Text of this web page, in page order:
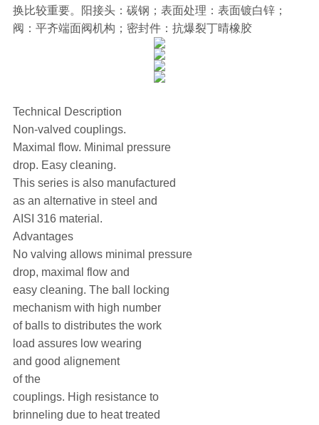
换比较重要。阳接头：碳钢；表面处理：表面镀白锌；
阀：平齐端面阀机构；密封件：抗爆裂丁晴橡胶
Technical Description
Non-valved couplings.
Maximal flow. Minimal pressure
drop. Easy cleaning.
This series is also manufactured
as an alternative in steel and
AISI 316 material.
Advantages
No valving allows minimal pressure
drop, maximal flow and
easy cleaning. The ball locking
mechanism with high number
of balls to distributes the work
load assures low wearing
and good alignement
of the
couplings. High resistance to
brinneling due to heat treated